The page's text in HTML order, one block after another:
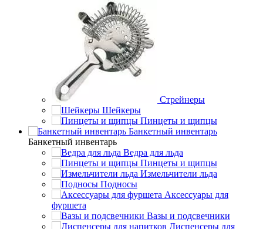
Стрейнеры
Шейкеры
Пинцеты и щипцы
Банкетный инвентарь
Банкетный инвентарь
Ведра для льда
Пинцеты и щипцы
Измельчители льда
Подносы
Аксессуары для
фуршета
Вазы и подсвечники
Диспенсеры для